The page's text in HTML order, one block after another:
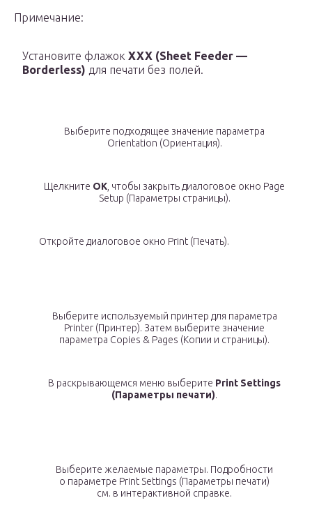
Примечание:
Установите флажок XXX (Sheet Feeder —
Borderless) для печати без полей.
Выберите подходящее значение параметра
Orientation (Ориентация).
Щелкните OK , чтобы закрыть диалоговое окно Page
Setup (Параметры страницы).
Откройте диалоговое окно Print (Печать).
Выберите используемый принтер для параметра
Printer (Принтер). Затем выберите значение
параметра Copies & Pages (Копии и страницы).
В раскрывающемся меню выберите Print Settings
(Параметры печати).
Выберите желаемые параметры. Подробности
о параметре Print Settings (Параметры печати)
см. в интерактивной справке.